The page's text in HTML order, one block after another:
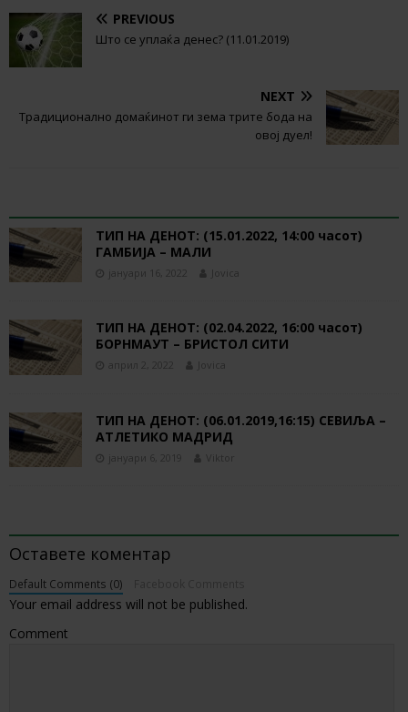
PREVIOUS
Што се уплаќа денес? (11.01.2019)
NEXT
Традиционално домаќинот ги зема трите бода на
овој дуел!
ТИП НА ДЕНОТ: (15.01.2022, 14:00 часот)
ГАМБИЈА – МАЛИ
јануари 16, 2022 Jovica
ТИП НА ДЕНОТ: (02.04.2022, 16:00 часот)
БОРНМАУТ – БРИСТОЛ СИТИ
април 2, 2022 Jovica
ТИП НА ДЕНОТ: (06.01.2019,16:15) СЕВИЉА –
АТЛЕТИКО МАДРИД
јануари 6, 2019 Viktor
Оставете коментар
Default Comments (0)
Your email address will not be published.
Comment